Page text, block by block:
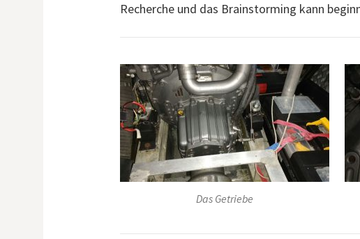
Recherche und das Brainstorming kann
Das Getriebe